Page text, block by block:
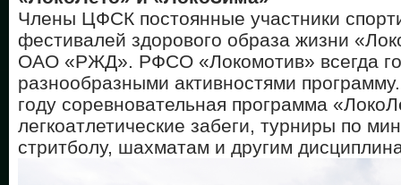
Члены ЦФСК постоянные участники
фестивалей здорового образа жизни
ОАО «РЖД». РФСО «Локомотив» всегда
разнообразными активностями
году соревновательная программа
легкоатлетические забеги, турниры по
стритболу, шахматам и другим